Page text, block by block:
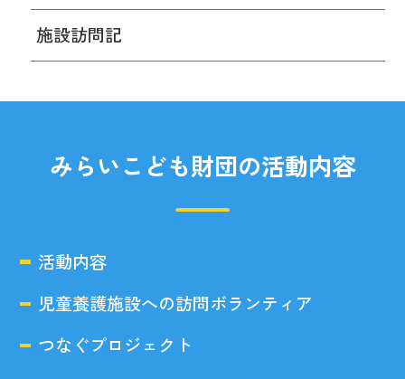
施設訪問記
みらいこども財団の活動内容
活動内容
児童養護施設への訪問ボランティア
つなぐプロジェクト